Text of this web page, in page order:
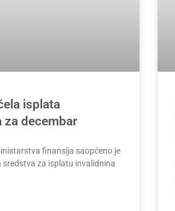
isplata
za decembar
finansija saopćeno je
sredstva za isplatu invalidnina